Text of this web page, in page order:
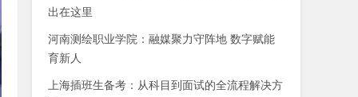
出在这里
河南测绘职业学院：融媒聚力守阵地 数字赋能
育新人
上海插班生备考：从科目到面试的全流程解决方